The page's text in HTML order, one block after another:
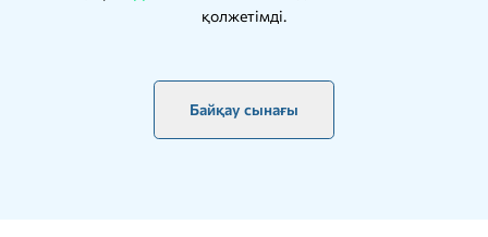
қолжетімді.
Байқау сынағы